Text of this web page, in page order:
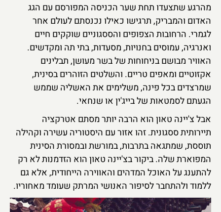
מהרגע שתצעדו תחת שער הכניסה המפורסם עם הגג
האדום והמבריק, תרגישו כאילו נכנסתם לעולם אחר
לגמרי. הרחובות הצפופים והססגוניים שוקקים חיים
ואנרגיה, עמוסים בחנויות, מסעדות, בתי תה ומקדשים.
האוויר מבושם בניחוחות של בשר מעושן, תבלינים
אקזוטיים ומאפים טריים. והשלטים הזוהרים בסינית,
שמרצדים בכל פינה, משלימים את האשליה שממש
הגעתם לסמטאות של בייג'ין או שנחאי.
אבל צ'יינה טאון הוא הרבה יותר מסתם אטרקציה
תיירותית ססגונית. זהו אזור עם היסטוריה עשירה וקהילה
תוססת, שמתגאה בתרבות, במורשת ובמסורת הסינית
המפוארת שלה. ביקור בצ'יינה טאון הוא הזדמנות לא רק
להתענג על האוכל המדהים והאווירה הייחודית, אלא גם
ללמוד ולהתחבר לסיפור האנושי המרתק שעומד מאחוריו.